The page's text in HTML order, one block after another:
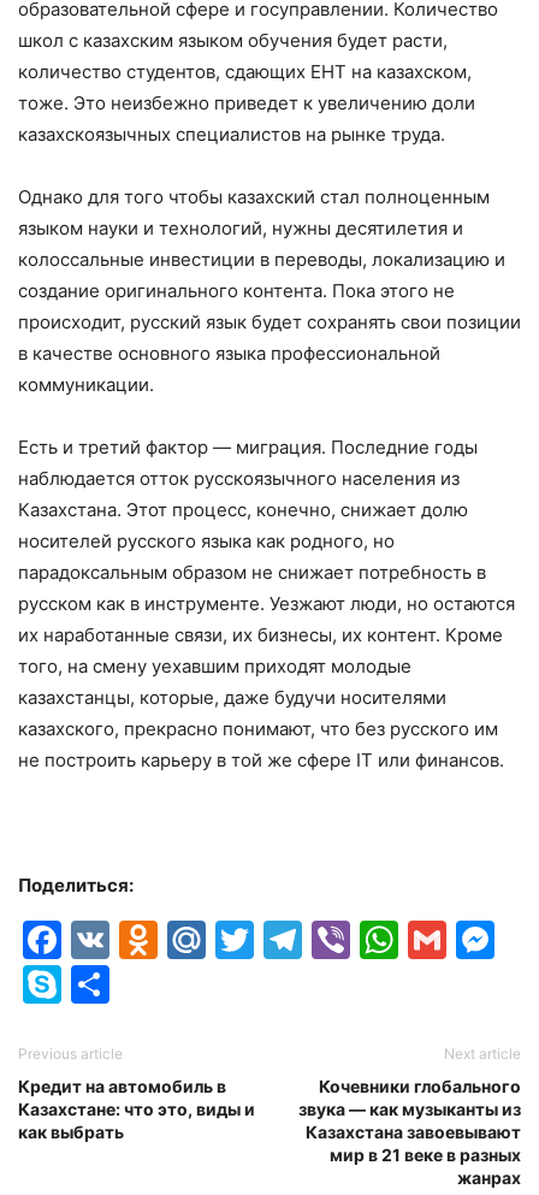
образовательной сфере и госуправлении. Количество
школ с казахским языком обучения будет расти,
количество студентов, сдающих ЕНТ на казахском,
тоже. Это неизбежно приведет к увеличению доли
казахскоязычных специалистов на рынке труда.
Однако для того чтобы казахский стал полноценным
языком науки и технологий, нужны десятилетия и
колоссальные инвестиции в переводы, локализацию и
создание оригинального контента. Пока этого не
происходит, русский язык будет сохранять свои позиции
в качестве основного языка профессиональной
коммуникации.
Есть и третий фактор — миграция. Последние годы
наблюдается отток русскоязычного населения из
Казахстана. Этот процесс, конечно, снижает долю
носителей русского языка как родного, но
парадоксальным образом не снижает потребность в
русском как в инструменте. Уезжают люди, но остаются
их наработанные связи, их бизнесы, их контент. Кроме
того, на смену уехавшим приходят молодые
казахстанцы, которые, даже будучи носителями
казахского, прекрасно понимают, что без русского им
не построить карьеру в той же сфере IT или финансов.
Поделиться:
Facebook
VK Odnoklassniki
Mail.Ru
Twitter
Telegram
Viber
Skype
Previous article
Кредит на автомобиль в
Казахстане: что это, виды и
как выбрать
Next article
Кочевники глобального
звука — как музыканты из
Казахстана завоевывают
мир в 21 веке в разных
жанрах